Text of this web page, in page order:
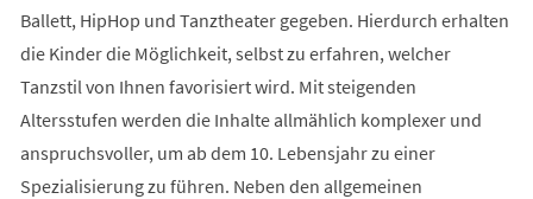
Ballett, HipHop und Tanztheater gegeben. Hierdurch erhalten
die Kinder die Möglichkeit, selbst zu erfahren, welcher
Tanzstil von Ihnen favorisiert wird. Mit steigenden
Altersstufen werden die Inhalte allmählich komplexer und
anspruchsvoller, um ab dem 10. Lebensjahr zu einer
Spezialisierung zu führen. Neben den allgemeinen